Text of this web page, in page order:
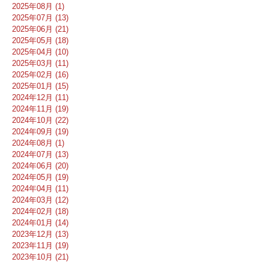
2025年08月 (1)
2025年07月 (13)
2025年06月 (21)
2025年05月 (18)
2025年04月 (10)
2025年03月 (11)
2025年02月 (16)
2025年01月 (15)
2024年12月 (11)
2024年11月 (19)
2024年10月 (22)
2024年09月 (19)
2024年08月 (1)
2024年07月 (13)
2024年06月 (20)
2024年05月 (19)
2024年04月 (11)
2024年03月 (12)
2024年02月 (18)
2024年01月 (14)
2023年12月 (13)
2023年11月 (19)
2023年10月 (21)